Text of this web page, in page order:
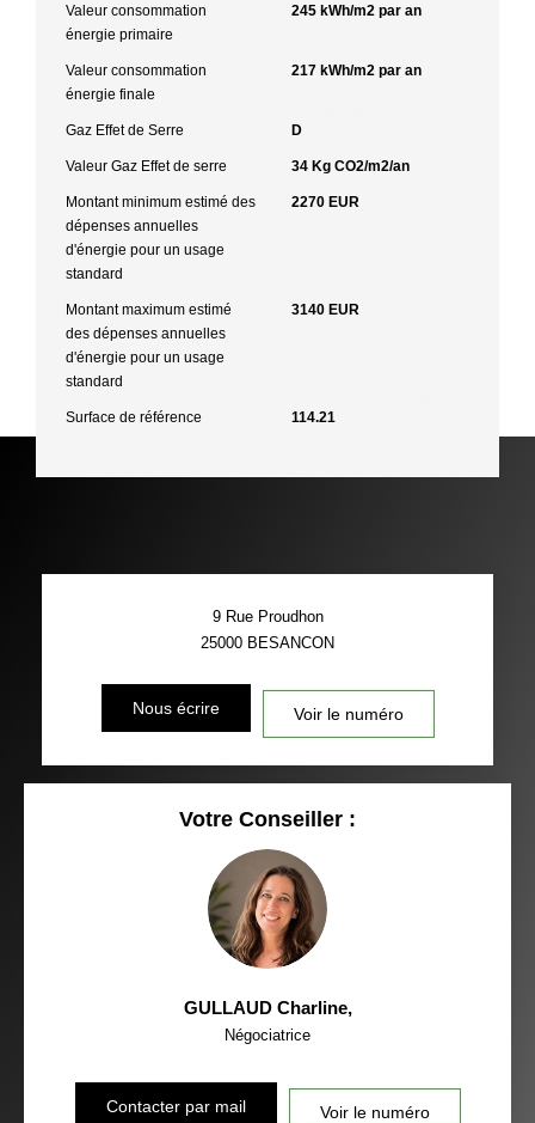
Valeur consommation
énergie primaire
245 kWh/m2 par an
Valeur consommation
énergie finale
217 kWh/m2 par an
Gaz Effet de Serre D
Valeur Gaz Effet de serre 34 Kg CO2/m2/an
Montant minimum estimé des
dépenses annuelles
d'énergie pour un usage
standard
2270 EUR
Montant maximum estimé
des dépenses annuelles
d'énergie pour un usage
standard
3140 EUR
Surface de référence 114.21
9 Rue Proudhon
25000 BESANCON
Nous écrire Voir le numéro
Votre Conseiller :
GULLAUD Charline,
Négociatrice
Contacter par mail Voir le numéro